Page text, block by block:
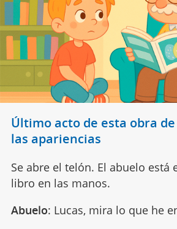
Último acto de esta obra
las apariencias
Se abre el telón. El abuelo está
libro en las manos.
Abuelo: Lucas, mira lo que he